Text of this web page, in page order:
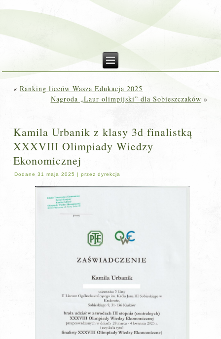
«Ranking liceów Wasza Edukacja 2025
Nagroda „Laur olimpijski” dla Sobieszczaków »
Kamila Urbanik z klasy 3d finalistką
XXXVIII Olimpiady Wiedzy
Ekonomicznej
Dodane 31 maja 2025 |przez dyrekcja